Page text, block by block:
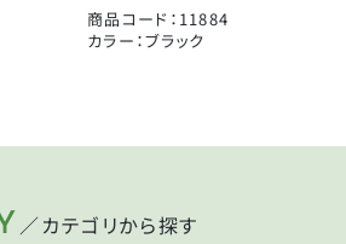
商品コード：11884
カラー：ブラック
／カテゴリから探す
LIGHT